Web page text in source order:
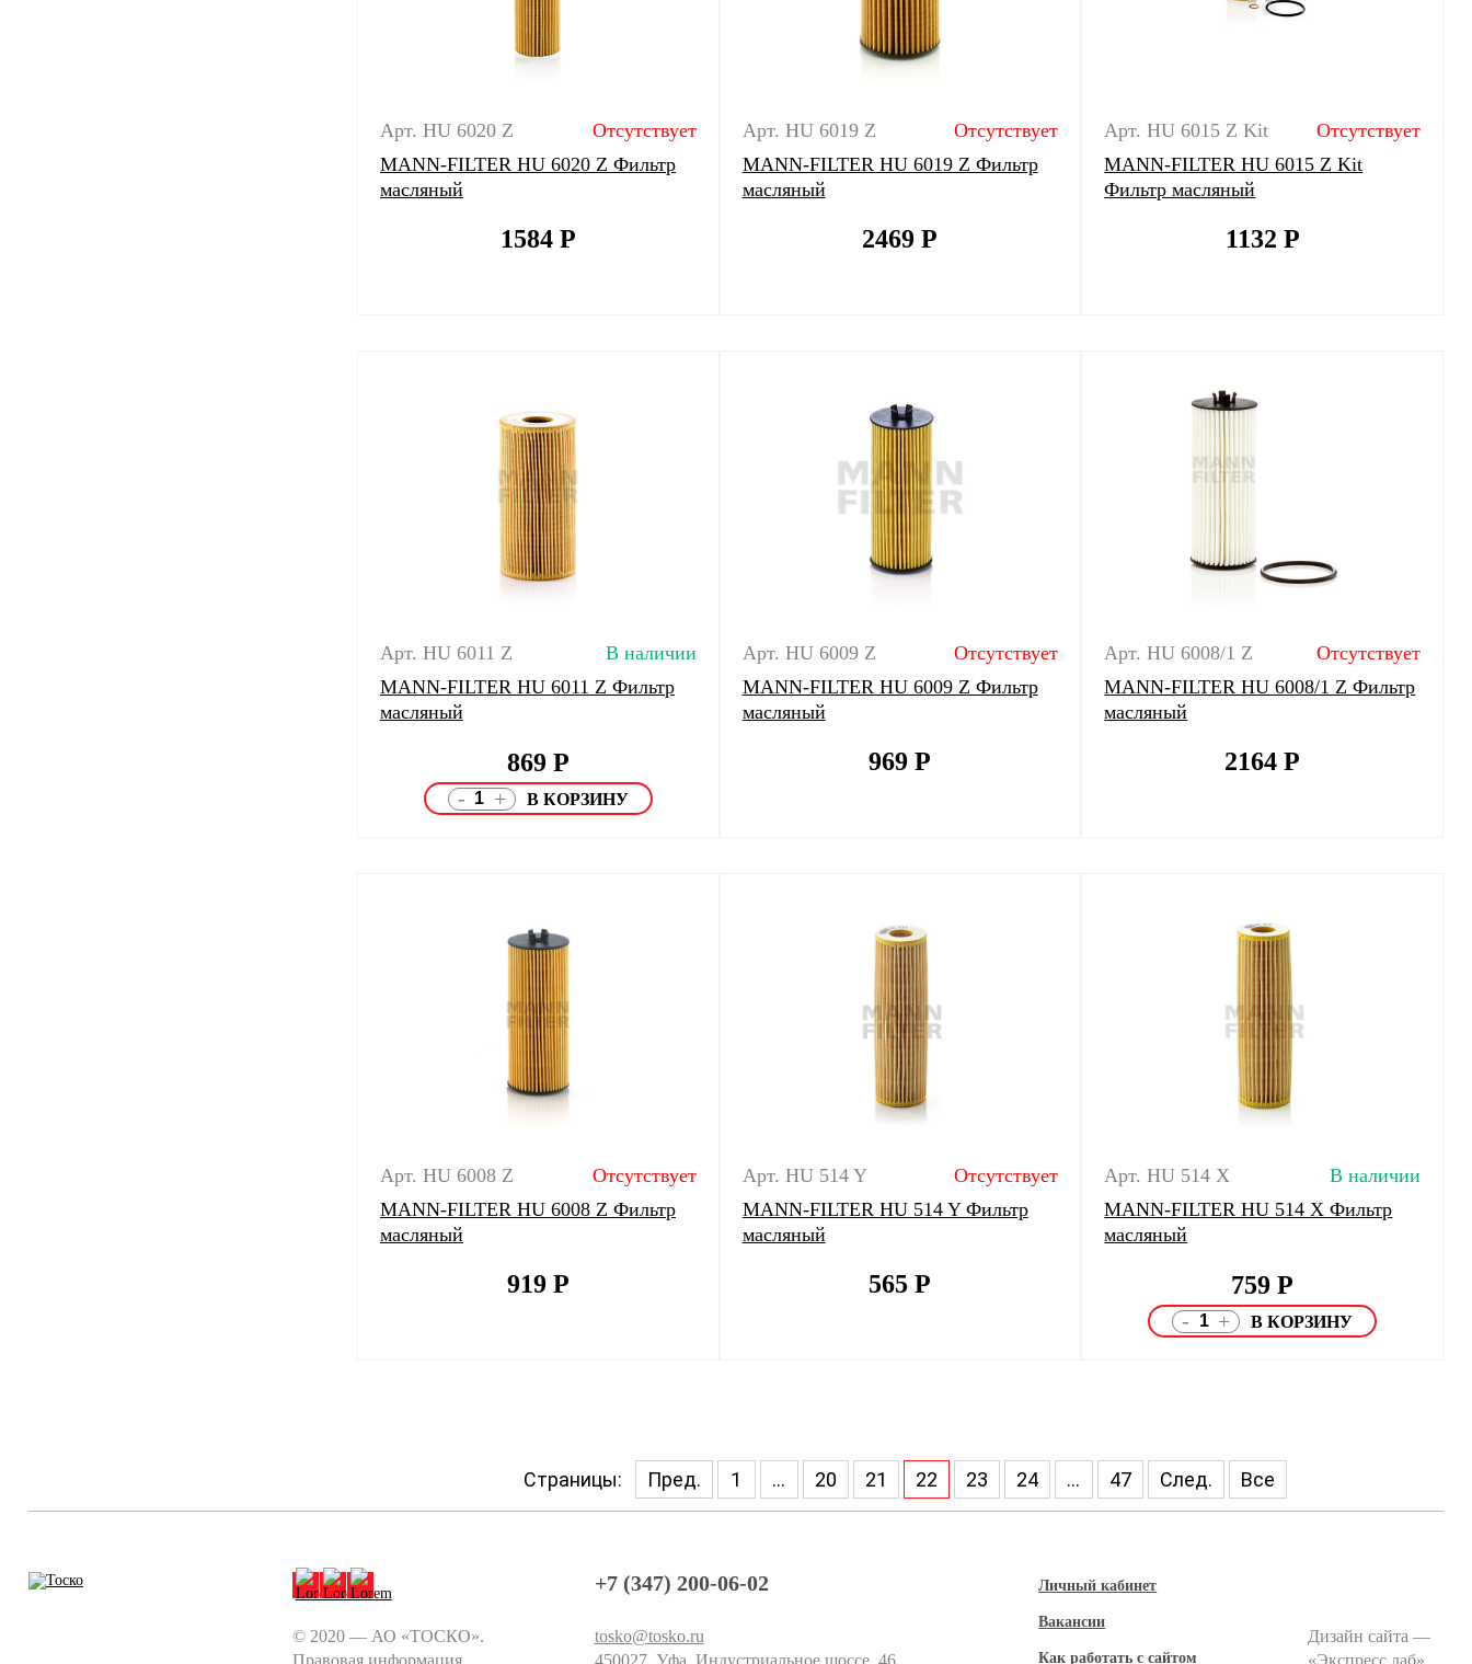
Арт. HU 6020 Z
Отсутствует
MANN-FILTER HU 6020 Z Фильтр
масляный
1584 Р
Арт. HU 6019 Z
Отсутствует
MANN-FILTER HU 6019 Z Фильтр
масляный
2469Р
Арт. HU 6015 Z Kit
Отсутствует
MANN-FILTER HU 6015 Z Kit
Фильтр масляный
1132 Р
Арт. HU 6011 Z
В наличии
MANN-FILTER HU 6011 Z Фильтр
масляный
869 Р
- +
Арт. HU 6009 Z
Отсутствует
MANN-FILTER HU 6009 Z Фильтр
масляный
969Р
Арт. HU 6008/1 Z
Отсутствует
MANN-FILTER HU 6008/1 Z Фильтр
масляный
2164Р
Арт. HU 6008 Z
Отсутствует
MANN-FILTER HU 6008 Z Фильтр
масляный
919 Р
Арт. HU 514 Y
Отсутствует
MANN-FILTER HU 514 Y Фильтр
масляный
565Р
Арт. HU 514 X
В наличии
MANN-FILTER HU 514 X Фильтр
масляный
759Р
- +
Страницы: Пред. 1 ... 20 21 22 23 24 ... 47 След. Все
© 2020 — АО «ТОСКО».
Правовая информация
+7 (347) 200-06-02
tosko@tosko.ru
450027, Уфа, Индустриальное шоссе, 46
Личный кабинет
Вакансии
Как работать с сайтом
Дизайн сайта —
«Экспресс лаб»